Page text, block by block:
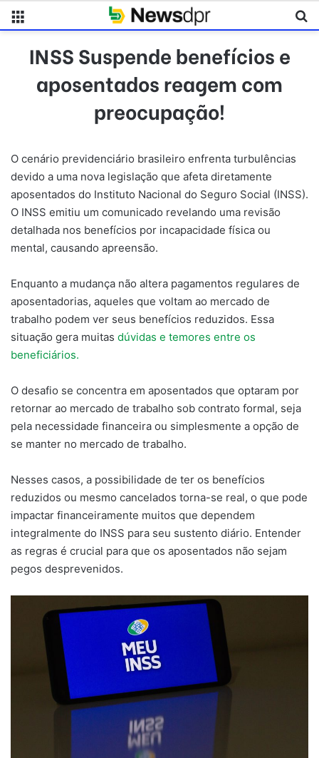
INSS Suspende benefícios e
aposentados reagem com
preocupação!
O cenário previdenciário brasileiro enfrenta turbulências
devido a uma nova legislação que afeta diretamente
aposentados do Instituto Nacional do Seguro Social (INSS).
O INSS emitiu um comunicado revelando uma revisão
detalhada nos benefícios por incapacidade física ou
mental, causando apreensão.
Enquanto a mudança não altera pagamentos regulares de
aposentadorias, aqueles que voltam ao mercado de
trabalho podem ver seus benefícios reduzidos. Essa
situação gera muitas dúvidas e temores entre os
beneficiários.
O desafio se concentra em aposentados que optaram por
retornar ao mercado de trabalho sob contrato formal, seja
pela necessidade financeira ou simplesmente a opção de
se manter no mercado de trabalho.
Nesses casos, a possibilidade de ter os benefícios
reduzidos ou mesmo cancelados torna-se real, o que pode
impactar financeiramente muitos que dependem
integralmente do INSS para seu sustento diário. Entender
as regras é crucial para que os aposentados não sejam
pegos desprevenidos.